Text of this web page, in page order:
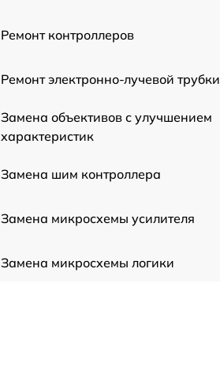
Ремонт контроллеров
Ремонт электронно-лучевой трубки
Замена объективов с улучшением
характеристик
Замена шим контроллера
Замена микросхемы усилителя
Замена микросхемы логики